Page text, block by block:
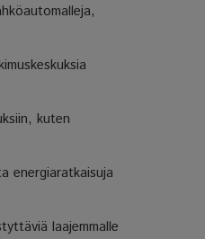
kuten
energiaratkaisuja
laajemmalle